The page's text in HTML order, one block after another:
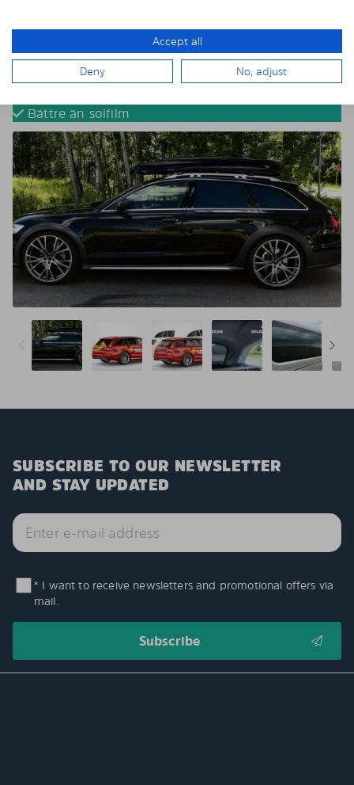
Enklare och smartare än solfilm
Montera enkelt på 15 minuter
Tona dina bilrutor utan solfilm
Bättre än solfilm
SUBSCRIBE TO OUR NEWSLETTER
AND STAY UPDATED
* I want to receive newsletters and promotional offers via
mail.
Accept all
Deny No, adjust